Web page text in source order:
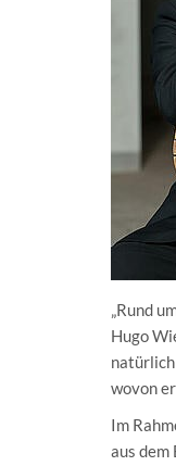
„Rund
Hugo
wovon
Im
aus